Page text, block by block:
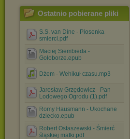
Ostatnio pobierane pliki
S.S. van Dine - Piosenka
smierci.pdf
Maciej Siembieda -
Gołoborze.epub
Dżem - Wehikuł czasu.mp3
Jarosław Grzędowicz - Pan
Lodowego Ogrodu (1).pdf
Romy Hausmann - Ukochane
dziecko.epub
Robert Ostaszewski - Śmierć
śląskiej matki.pdf